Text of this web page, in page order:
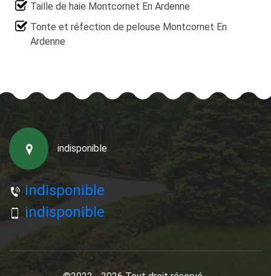
Taille de haie Montcornet En Ardenne
Tonte et réfection de pelouse Montcornet En
Ardenne
indisponible
indisponible
indisponible